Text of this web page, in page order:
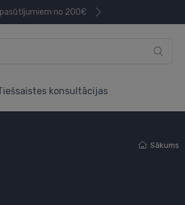
no 200€
konsultācijas
Sākums